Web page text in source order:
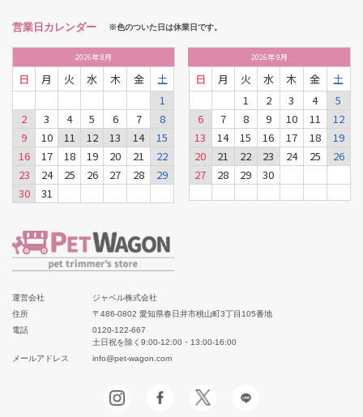
営業日カレンダー ※色のついた日は休業日です。
2026年8月
日 月 火 水 木 金
土
1
2
3 4 5 6 7
8
9
10 11 12 13 14
15
16
17 18 19 20 21
22
23
24 25 26 27 28
29
30
31
2026年9月
日 月 火 水 木 金
土
1
2 3 4
5
6
7 8 9 10 11
12
13
14 15 16 17 18
19
20
21 22 23 24 25
26
27
28 29 30
運営会社
ジャペル株式会社
住所
〒486-0802 愛知県春日井市桃山町3丁目105番地
電話
0120-122-667
土日祝を除く9:00-12:00・13:00-16:00
メールアドレス
info@pet-wagon.com